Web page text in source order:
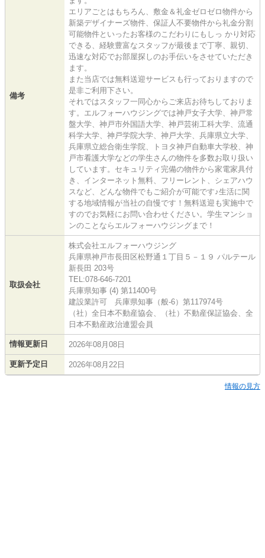
備考
エリアごとはもちろん、敷金＆礼金ゼロゼロ物件から
新築デザイナーズ物件、保証人不要物件から礼金分割
可能物件といったお客様のこだわりにもしっ かり対応
できる、経験豊富なスタッフが最後まで丁寧、親切、
迅速な対応でお部屋探しのお手伝いをさせていただき
ます。
また当店では無料送迎サービスも行っておりますので
是非ご利用下さい。
それではスタッフ一同心からご来店お待ちしておりま
す。エルフォーハウジングでは神戸女子大学、神戸常
盤大学、神戸市外国語大学、神戸芸術工科大学、流通
科学大学、神戸学院大学、神戸大学、兵庫県立大学、
兵庫県立総合衛生学院、トヨタ神戸自動車大学校、神
戸市看護大学などの学生さんの物件を多数お取り扱い
しています。セキュリティ完備の物件から家電家具付
き、インターネット無料、フリーレント、シェアハウ
スなど、どんな物件でもご紹介が可能です♪生活に関
する地域情報が当社の自慢です！無料送迎も実施中で
すのでお気軽にお問い合わせください。学生マンショ
ンのことならエルフォーハウジングまで！
取扱会社
株式会社エルフォーハウジング
兵庫県神戸市長田区松野通１丁目５－１９ パルテール
新長田 203号
TEL:078-646-7201
兵庫県知事 (4) 第11400号
建設業許可 兵庫県知事（般-6）第117974号
（社）全日本不動産協会、（社）不動産保証協会、全
日本不動産政治連盟会員
情報更新日 2026年08月08日
更新予定日 2026年08月22日
情報の見方